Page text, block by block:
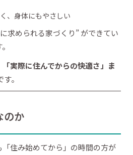
、身体にもやさしい
求められる家づくり” ができてい
「実際に住んでからの快適さ」ま
。
のか
住み始めてから」の時間の方が